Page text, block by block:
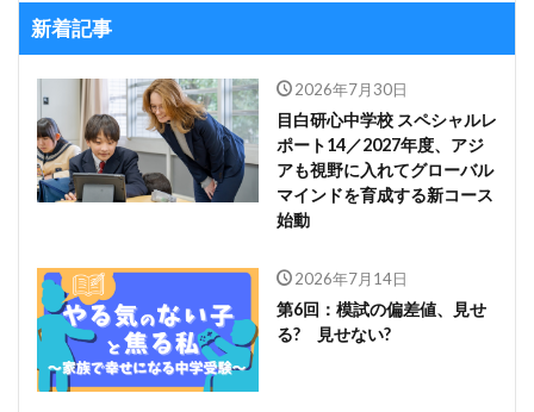
新着記事
2026年7月30日
目白研心中学校 スペシャルレ
ポート14／2027年度、アジ
アも視野に入れてグローバル
マインドを育成する新コース
始動
2026年7月14日
第6回：模試の偏差値、見せ
る? 見せない?